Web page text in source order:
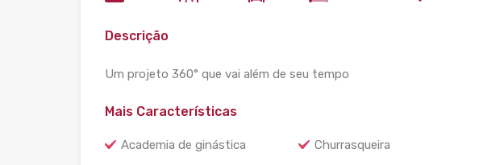
Descrição
Um projeto 360° que vai além de seu tempo
Mais Características
Academia de ginástica Churrasqueira